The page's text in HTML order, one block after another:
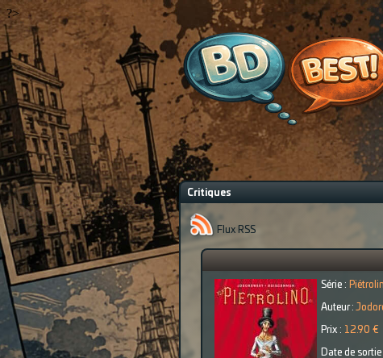
?>
Critiques
Flux RSS
Série :
Auteur :
Prix : 12.90 €
Date de sortie